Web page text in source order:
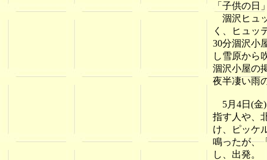
「子供の
涸沢ヒュ
く、ヒュッ
30分涸沢小
し雪原から
涸沢小屋の
夜半凄い雨
5月4日(金)
指す人や、
け、ピッケ
鳴ったが、
し、出発。